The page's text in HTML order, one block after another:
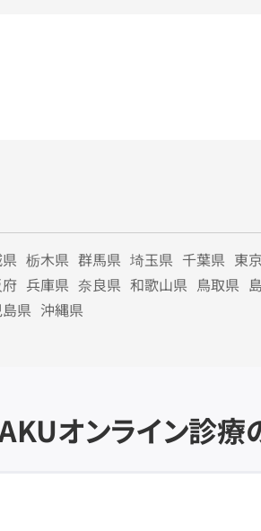
栃木県 群馬県 埼玉県 千葉県 東
兵庫県 奈良県 和歌山県 鳥取県
県 沖縄県
オンライン診療